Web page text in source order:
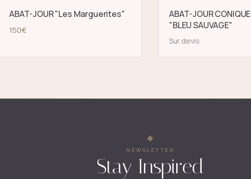
ABAT-JOUR "Les Marguerites"
150€
ABAT-JOUR
"BLEU SAUVAGE"
Sur devis
NEWSLETTER
Stay Inspired